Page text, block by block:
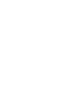
сегодня только